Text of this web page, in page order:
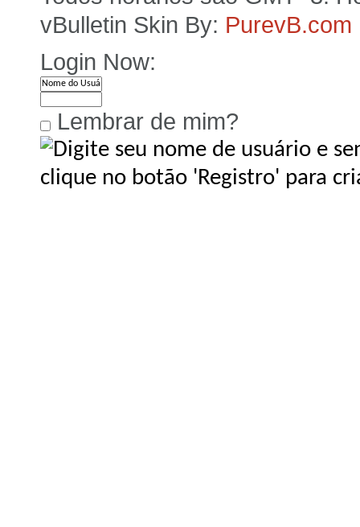
vBulletin Skin By: PurevB.com
Login Now:
Lembrar de mim?